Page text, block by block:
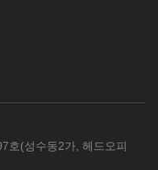
호(성수동2가, 헤드오피